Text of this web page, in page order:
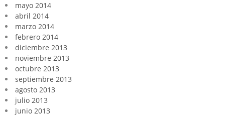
mayo 2014
abril 2014
marzo 2014
febrero 2014
diciembre 2013
noviembre 2013
octubre 2013
septiembre 2013
agosto 2013
julio 2013
junio 2013